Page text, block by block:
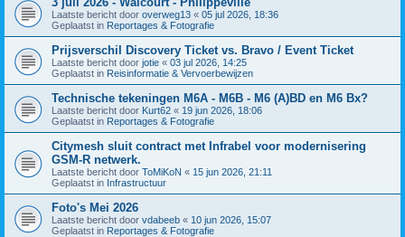
Laatste bericht door overweg13 « 05 jul 2026, 18:36
Geplaatst in Reportages & Fotografie
Prijsverschil Discovery Ticket vs. Bravo / Event Ticket
Laatste bericht door jotie « 03 jul 2026, 14:25
Geplaatst in Reisinformatie & Vervoerbewijzen
Technische tekeningen M6A - M6B - M6 (A)BD en M6 Bx?
Laatste bericht door Kurt62 « 19 jun 2026, 18:06
Geplaatst in Reportages & Fotografie
Citymesh sluit contract met Infrabel voor modernisering
GSM-R netwerk.
Laatste bericht door ToMiKoN « 15 jun 2026, 21:11
Geplaatst in Infrastructuur
Foto's Mei 2026
Laatste bericht door vdabeeb « 10 jun 2026, 15:07
Geplaatst in Reportages & Fotografie